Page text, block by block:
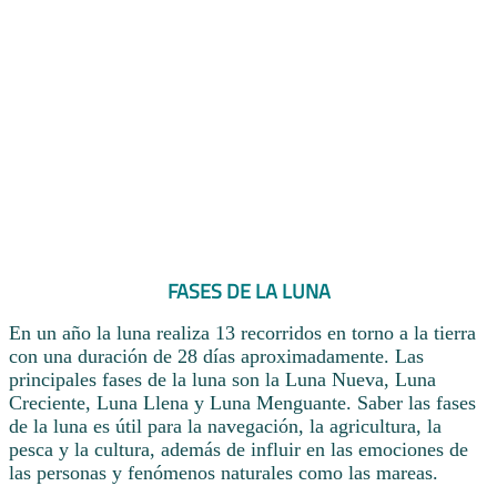
FASES DE LA LUNA
En un año la luna realiza 13 recorridos en torno a la tierra
con una duración de 28 días aproximadamente. Las
principales fases de la luna son la Luna Nueva, Luna
Creciente, Luna Llena y Luna Menguante. Saber las fases
de la luna es útil para la navegación, la agricultura, la
pesca y la cultura, además de influir en las emociones de
las personas y fenómenos naturales como las mareas.